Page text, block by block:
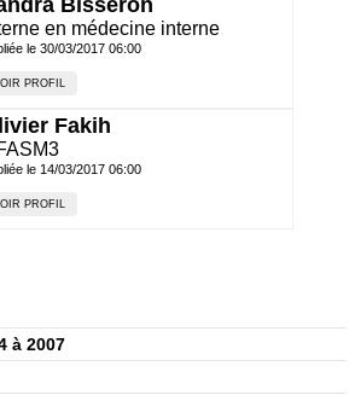
Bisseron
en médecine interne
le 30/03/2017 06:00
PROFIL
Fakih
le 14/03/2017 06:00
PROFIL
à 2007